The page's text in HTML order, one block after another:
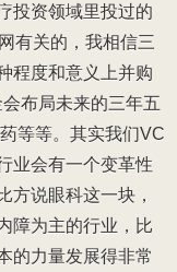
资领域里投过的
有关的，我相信三
程度和意义上并购
布局未来的三年五
等等。其实我们VC
业会有一个变革性
方说眼科这一块，
障为主的行业，比
的力量发展得非常